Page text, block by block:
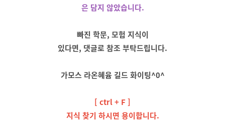
은 담지 않았습니다.
빠진 학문, 모험 지식이
있다면, 댓글로 참조 부탁드립니다.
가모스 라온혜윰 길드 화이팅^0^
[ ctrl + F ]
지식 찾기 하시면 용이합니다.